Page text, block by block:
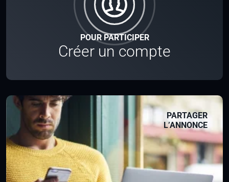
POUR PARTICIPER
Créer un compte
PARTAGER
L’ANNONCE